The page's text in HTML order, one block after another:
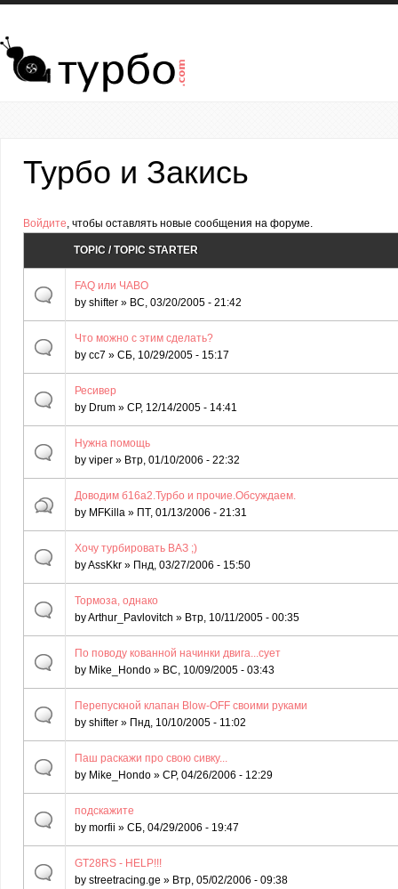
Перейти к основному содержанию
Турбо и Закись
Войдите, чтобы оставлять новые сообщения на форуме.
TOPIC / TOPIC STARTER
FAQ или ЧАВО
by shifter » ВС, 03/20/2005 - 21:42
Что можно с этим сделать?
by cc7 » СБ, 10/29/2005 - 15:17
Ресивер
by Drum » СР, 12/14/2005 - 14:41
Нужна помощь
by viper » Втр, 01/10/2006 - 22:32
Доводим б16а2.Турбо и прочие.Обсуждаем.
by MFKilla » ПТ, 01/13/2006 - 21:31
Хочу турбировать ВАЗ ;)
byAssKkr » Пнд, 03/27/2006 - 15:50
Тормоза, однако
byArthur_Pavlovitch » Втр, 10/11/2005 - 00:35
По поводу кованной начинки двига...сует
by Mike_Hondo » ВС, 10/09/2005 - 03:43
Перепускной клапан Blow-OFF своими руками
by shifter » Пнд, 10/10/2005 - 11:02
Паш раскажи про свою сивку...
by Mike_Hondo » СР, 04/26/2006 - 12:29
подскажите
by morfii » СБ, 04/29/2006 - 19:47
GT28RS - HELP!!!
by streetracing.ge » Втр, 05/02/2006 - 09:38